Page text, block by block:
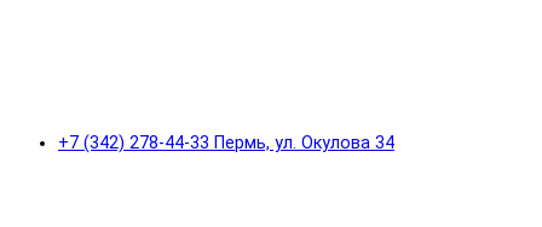
+7 (342) 278-44-33 Пермь, ул. Окулова 34